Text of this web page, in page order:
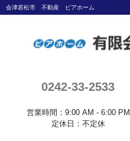
会津若松市 不動産 ピアホーム
0242-33-2533
営業時間：9:00 AM - 6:00 PM
定休日：不定休